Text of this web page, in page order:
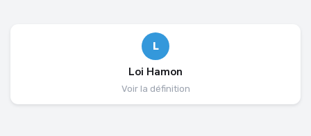
L
Loi Hamon
Voir la définition